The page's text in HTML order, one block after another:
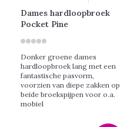
Dames hardloopbroek
Pocket Pine
Donker groene dames
hardloopbroek lang met een
fantastische pasvorm,
voorzien van diepe zakken op
beide broekspijpen voor o.a.
mobiel